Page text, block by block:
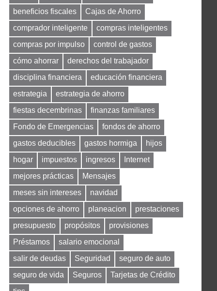
beneficios fiscales
Cajas de Ahorro
comprador inteligente
compras inteligentes
compras por impulso
control de gastos
cómo ahorrar
derechos del trabajador
disciplina financiera
educación financiera
estrategia
estrategia de ahorro
fiestas decembrinas
finanzas familiares
Fondo de Emergencias
fondos de ahorro
gastos deducibles
gastos hormiga
hijos
hogar
impuestos ingresos
Internet
mejores prácticas
Mensajes
meses sin intereses
navidad
opciones de ahorro
planeacion
prestaciones
presupuesto
propósitos
provisiones
Préstamos
salario emocional
salir de deudas
Seguridad
seguro de auto
seguro de vida
Seguros
Tarjetas de Crédito